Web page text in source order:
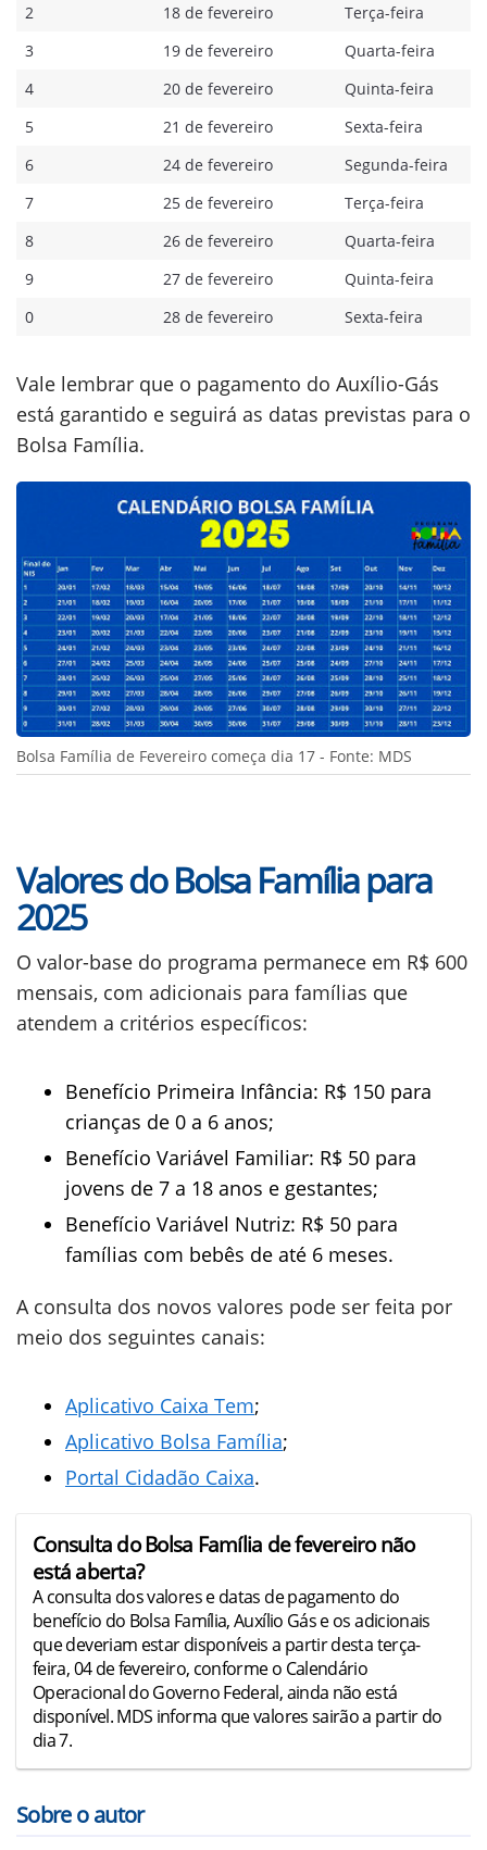
2 18 de fevereiro
Terça-feira
3
19 de fevereiro
Quarta-feira
4
20 de fevereiro
Quinta-feira
5
21 de fevereiro
Sexta-feira
6
24 de fevereiro
Segunda-feira
7
25 de fevereiro
Terça-feira
8
26 de fevereiro
Quarta-feira
9
27 de fevereiro
Quinta-feira
0
28 de fevereiro Sexta-feira
Vale lembrar que o pagamento do Auxílio-Gás
está garantido e seguirá as datas previstas para o
Bolsa Família.
Bolsa Família de Fevereiro começa dia 17 - Fonte: MDS
Valores do Bolsa Família para
2025
O valor-base do programa permanece em R$ 600
mensais, com adicionais para famílias que
atendem a critérios específicos:
Benefício Primeira Infância: R$ 150 para
crianças de 0 a 6 anos;
Benefício Variável Familiar: R$ 50 para
jovens de 7 a 18 anos e gestantes;
Benefício Variável Nutriz: R$ 50 para
famílias com bebês de até 6 meses.
A consulta dos novos valores pode ser feita por
meio dos seguintes canais:
Aplicativo Caixa Tem;
Aplicativo Bolsa Família;
Portal Cidadão Caixa.
Consulta do Bolsa Família de fevereiro não
está aberta?
A consulta dos valores e datas de pagamento do
benefício do Bolsa Família, Auxílio Gás e os adicionais
que deveriam estar disponíveis a partir desta terça-
feira, 04 de fevereiro, conforme o Calendário
Operacional do Governo Federal, ainda não está
disponível. MDS informa que valores sairão a partir do
dia 7.
Sobre o autor